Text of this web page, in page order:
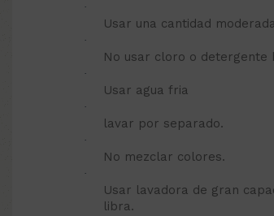
·
Usar una cantidad
·
No usar cloro o detergente
·
Usar agua fria
·
lavar por separado.
·
No mezclar colores.
·
Usar lavadora de gran
libra.